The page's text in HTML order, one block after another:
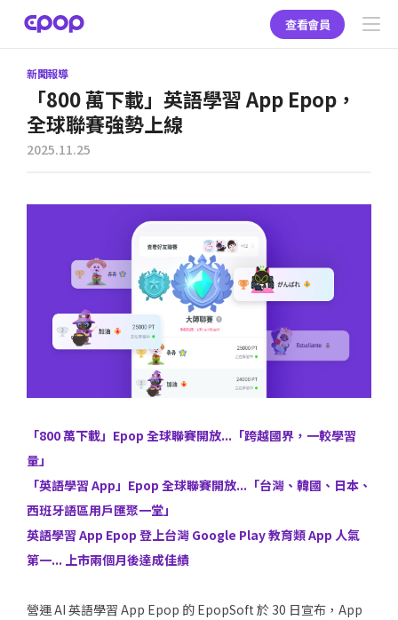
查看會員
新聞報導
「800 萬下載」英語學習 App Epop，
全球聯賽強勢上線
2025.11.25
「800 萬下載」Epop 全球聯賽開放...「跨越國界，一較學習
量」
「英語學習 App」Epop 全球聯賽開放...「台灣、韓國、日本、
西班牙語區用戶匯聚一堂」
英語學習 App Epop 登上台灣 Google Play 教育類 App 人氣
第一... 上市兩個月後達成佳績
營運 AI 英語學習 App Epop 的 EpopSoft 於 30 日宣布，App